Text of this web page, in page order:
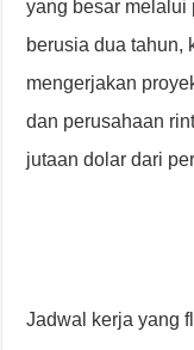
yang besar melalui
berusia dua tahun,
mengerjakan
dan perusahaan
jutaan dolar dari
Jadwal kerja yang